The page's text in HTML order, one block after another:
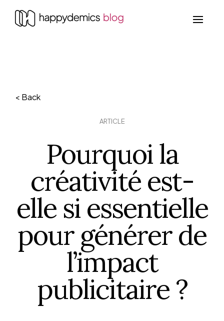
< Back
ARTICLE
Pourquoi la
créativité est-
elle si essentielle
pour générer de
l’impact
publicitaire ?